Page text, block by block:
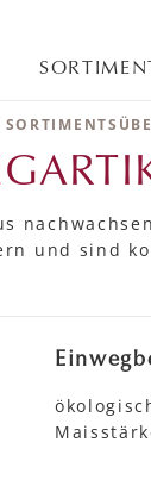
und sind